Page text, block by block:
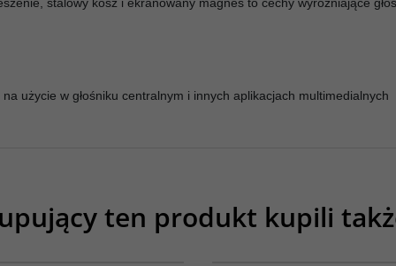
użycie w głośniku centralnym i innych aplikacjach multimedialnych
ten produkt kupili